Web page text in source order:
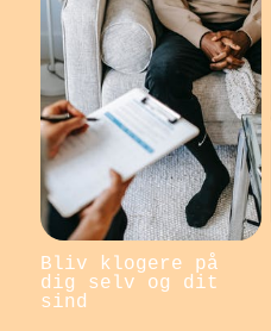
Bliv klogere på
dig selv og dit
sind